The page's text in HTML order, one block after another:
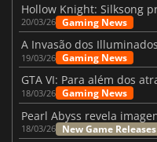
20/03/26 Gaming News
19/03/26 Gaming News
18/03/26 Gaming News
18/03/26 New Game Releases